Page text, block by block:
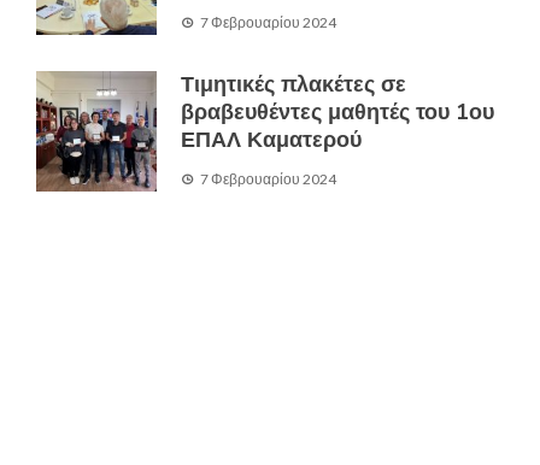
7 Φεβρουαρίου 2024
Τιμητικές πλακέτες σε
βραβευθέντες μαθητές του 1ου
ΕΠΑΛ Καματερού
7 Φεβρουαρίου 2024